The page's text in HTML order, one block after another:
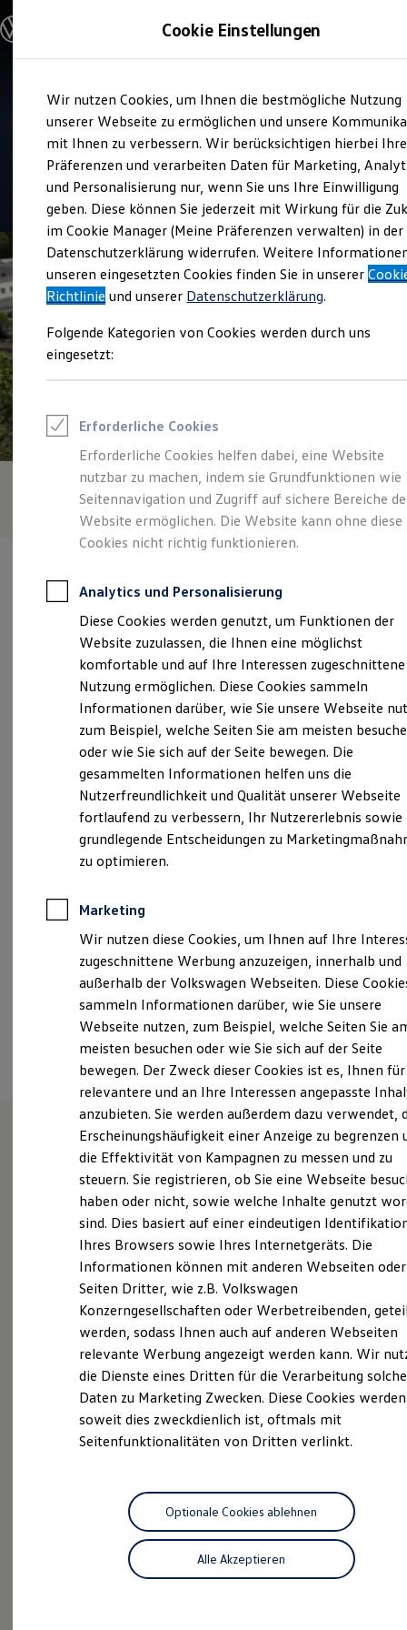
Hauptinhalt
springen
Footer
springen
Modelle & Konfigurator
Nutzfahrzeugkategorien entdecken
Modelle konfigurieren
Vorgängermodelle und Oldtimer
Vorgängermodelle
Oldtimer
Bulli Historie
Branchenlösungen & Gewerbekunden
Umbaulösungen und Hersteller finden
Auf- und Umbauten entdecken & konfigurieren
Groß- und Sonderkunden
Großkunden
Kommunen & Behörden
Journalisten
Sportvereine
Branchenlösungen
Gewerbliche Personenbeförderung
Service & mobile Werkstätten
Kühlfahrzeuge
ONE Business ID Vorteile
Fahrzeugsuche & Marktplatz
Fahrzeugsuche
Fahrzeuge online kaufen
Digitaler Marktplatz
Kauf & Finanzierung
Online-Fahrzeugbewertung
Aktionen & Angebote
Für Gewerbekunden
Profi Paket
TopDeal
Gebrauchtwagen
ProfiPartner für Gebrauchtwagen
Zertifizierte Gebrauchtwagen
Finanzierung
Für Privatkunden
Für Gewerbekunden
Leasing
Für Privatkunden
Für Gewerbekunden
Versicherungen & Garantien
Garantien
Kfz-Versicherung für Nutzfahrzeuge
Restschuldversicherung
Wartungsverträge
Besitzer & Service
Sommer-Special
Reparatur, Pflege & Inspektion
Servicetermin anfragen
Service-Vorteile bei Volkswagen Nutzfahrzeuge
Economy Service
Räder & Reifen Service
Ersatzfahrzeuge
Notdienst und Pannenhilfe
Software, Konnektivität & Apps
California App
VW Connect für Ihren ID. Buzz
VW Connect für Ihren Transporter/Caravelle
VW Connect für Ihren Amarok
VW Connect für andere Modelle
Connect Pro
Fleet Interface Data
Multistop Pathfinder
Übersicht Software Updates
Hilfreiches für Besitzer
Fahrerassistenz- und Sicherheitssysteme
Kontrollleuchten
Kurzfahrprofile und Ölverdünnung
Batterieverordnung
XTL-Dieselkraftstoff
Ersatzteile und Betriebsflüssigkeiten
Original Zubehör und Lifestyle Produkte
myVolkswagen Business
Elektrisch & Autonom
Elektro - & Hybridfahrzeuge
Klimafreundlicher Strom
Ladezeitensimulator
Ladelösungen für Privatkunden
Ladelösungen für Gewerbekunden
Wallbox und Ladekabel
Bidirektionales Laden
Förderung & Kosten der Elektrofahrzeuge
Verkauf und Service
Walter Schneider
Nutzfahrzeuge Fludersbach
4.7|161 Bewertungen
Verantwortlich für die Inhalte auf dieser Seite ist die Walter
Schneider Fludersbach GmbH - Co. KG Impressum & Rechtliches)
Fludersbach 118, 57074 Siegen
team-flb@walter-schneider.de
+49 271 23550
Montag-Freitag 07:00 -18:00 Uhr
Samstag
09:00-12:00 Uhr
Ansprechpartner
Termin vereinbaren
Unsere Leistungenim
Überblick
NeuwagenNutzfahrzeuge
Neuwagen Caddy - Multivan -
California
ID.Buzz
Service
ServicePlus
Volkswagen Economy
Service
Cookie Einstellungen
Wir nutzen Cookies, um Ihnen die bestmögliche Nutzung
unserer Webseite zu ermöglichen und unsere
mit Ihnen zu verbessern. Wir berücksichtigen hierbei Ihre
Präferenzen und verarbeiten Daten für Marketing,
und Personalisierung nur, wenn Sie uns Ihre Einwilligung
geben. Diese können Sie jederzeit mit Wirkung für die
im Cookie Manager (Meine Präferenzen verwalten) in der
Datenschutzerklärung widerrufen. Weitere
unseren eingesetzten Cookies finden Sie in unserer
Richtlinie und unserer Datenschutzerklärung.
Folgende Kategorien von Cookies werden durch uns
eingesetzt:
Erforderliche Cookies
Erforderliche Cookies helfen dabei, eine Website
nutzbar zu machen, indem sie Grundfunktionen wie
Seitennavigation und Zugriff auf sichere Bereiche
Website ermöglichen. Die Website kann ohne diese
Cookies nicht richtig funktionieren.
Analytics und Personalisierung
Diese Cookies werden genutzt, um Funktionen der
Website zuzulassen, die Ihnen eine möglichst
komfortable und auf Ihre Interessen zugeschnittene
Nutzung ermöglichen. Diese Cookies sammeln
Informationen darüber, wie Sie unsere Webseite
zum Beispiel, welche Seiten Sie am meisten
oder wie Sie sich auf der Seite bewegen. Die
gesammelten Informationen helfen uns die
Nutzerfreundlichkeit und Qualität unserer Webseite
fortlaufend zu verbessern, Ihr Nutzererlebnis sowie
grundlegende Entscheidungen zu
zu optimieren.
Marketing
Wir nutzen diese Cookies, um Ihnen auf Ihre
zugeschnittene Werbung anzuzeigen, innerhalb und
außerhalb der Volkswagen Webseiten. Diese
sammeln Informationen darüber, wie Sie unsere
Webseite nutzen, zum Beispiel, welche Seiten Sie
meisten besuchen oder wie Sie sich auf der Seite
bewegen. Der Zweck dieser Cookies ist es, Ihnen für
relevantere und an Ihre Interessen angepasste
anzubieten. Sie werden außerdem dazu verwendet,
Erscheinungshäufigkeit einer Anzeige zu begrenzen
die Effektivität von Kampagnen zu messen und zu
steuern. Sie registrieren, ob Sie eine Webseite
haben oder nicht, sowie welche Inhalte genutzt
sind. Dies basiert auf einer eindeutigen
Ihres Browsers sowie Ihres Internetgeräts. Die
Informationen können mit anderen Webseiten oder
Seiten Dritter, wie z.B. Volkswagen
Konzerngesellschaften oder Werbetreibenden,
werden, sodass Ihnen auch auf anderen Webseiten
relevante Werbung angezeigt werden kann. Wir
die Dienste eines Dritten für die Verarbeitung
Daten zu Marketing Zwecken. Diese Cookies
soweit dies zweckdienlich ist, oftmals mit
Seitenfunktionalitäten von Dritten verlinkt.
Alle Akzeptieren
Optionale Cookies ablehnen